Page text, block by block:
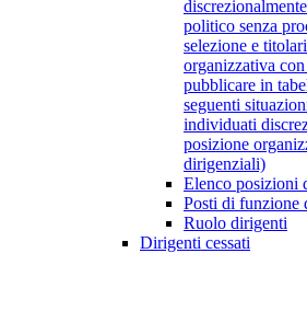
politico senza
selezione e
organizzativa
pubblicare in
seguenti
individuati
posizione
dirigenziali)
Elenco posizioni
Posti di funzione
Ruolo dirigenti
Dirigenti cessati